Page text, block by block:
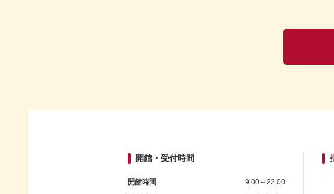
開館・受付時間
開館時間
9:00～22:00